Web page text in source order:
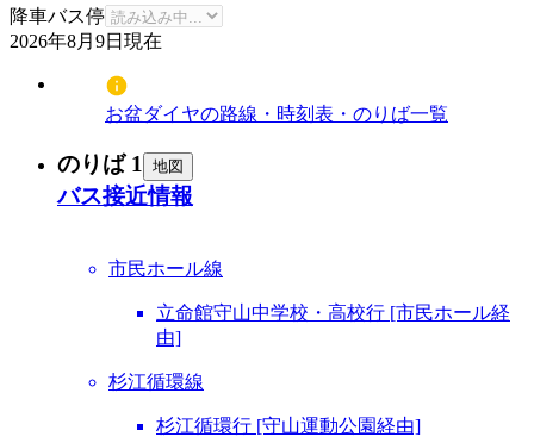
降車バス停
2026年8月9日 現在
お盆ダイヤの路線・時刻表・のりば一覧
のりば 1 地図
バス接近情報
市民ホール線
立命館守山中学校・高校行 [市民ホール経
由]
杉江循環線
杉江循環行 [守山運動公園経由]